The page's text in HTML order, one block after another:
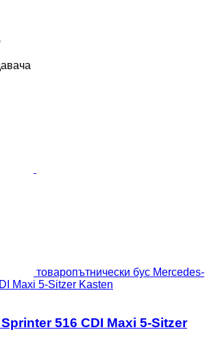
товаропътнически бус Mercedes-
Maxi 5-Sitzer Kasten
516 CDI Maxi 5-Sitzer